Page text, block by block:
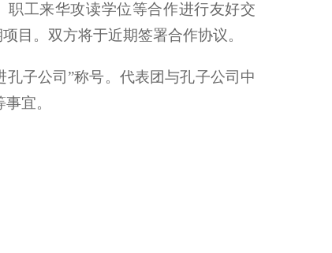
工来华攻读学位等合作进行友好交
目。双方将于近期签署合作协议。
子公司”称号。代表团与孔子公司中
宜。